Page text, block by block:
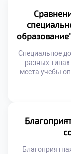
Студент
осознанности
Специальное
разных
места учебы
уникальные
между
Важно